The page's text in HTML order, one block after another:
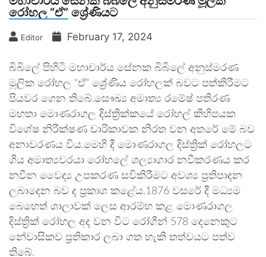
රෝහල “ඒ” ශ්‍රේණියට
Editor February 17, 2024
බිබිලේ පිහිටි මහාචාර්ය සේනක බිබිලේ අනුස්මරණ
මූලික රෝහල “ඒ” ශ්‍රේණිය රෝහලක් බවට පත්කිරීමට
පියවර ගෙන තිබේ.සෞඛ්‍ය අමාත්‍ය රමේෂ් පතිරණ
මහතා මොණරාගල දිස්ත්‍රික්කයේ රෝහල් කිහිපයක
විශේෂ නිරීක්ෂණ චාරිකාවක නිරත වන අතරේ මේ බව
අනාවරණය විය.මෙහි දී මොණරාගල දිස්ත්‍රික් රෝහලට
ගිය අමාත්‍යවරයා රෝහලේ ශල්‍යාගාර නවීකරණය කර
නවීන වෛද්‍ය උපකරණ සවිකිරීමට අවශ්‍ය ප්‍රතිපාදන
ලබාදෙන බව ද ප්‍රකාශ කළේය.1876 වසරේ දී මධ්‍යම
බෙහෙත් ශාලාවක් ලෙස ආරම්භ කළ මොණරාගල
දිස්ත්‍රික් රෝහල අද වන විට රෝගීන් 578 දෙනෙකුට
නේවාසිකව ප්‍රතිකාර ලබා ගත හැකි තත්වයට පත්ව
තිබේ.